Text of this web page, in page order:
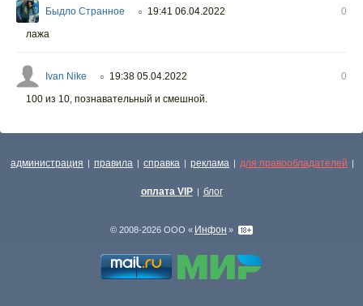
Быдло Странное ○ 19:41 06.04.2022
0
лажа
Ivan Nike ○ 19:38 05.04.2022
0
100 из 10, познавательный и смешной.
администрация | правила | справка | реклама | для правообладателей |
оплата VIP | блог
© 2008-2026 ООО « Инфон »